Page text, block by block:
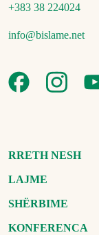
+383 38 224024
info@bislame.net
RRETH NESH
LAJME
SHËRBIME
KONFERENCA